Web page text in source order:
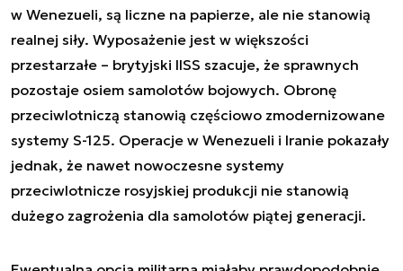
w Wenezueli, są liczne na papierze, ale nie stanowią
realnej siły. Wyposażenie jest w większości
przestarzałe – brytyjski IISS szacuje, że sprawnych
pozostaje osiem samolotów bojowych. Obronę
przeciwlotniczą stanowią częściowo zmodernizowane
systemy S-125. Operacje w Wenezueli i Iranie pokazały
jednak, że nawet nowoczesne systemy
przeciwlotnicze rosyjskiej produkcji nie stanowią
dużego zagrożenia dla samolotów piątej generacji.